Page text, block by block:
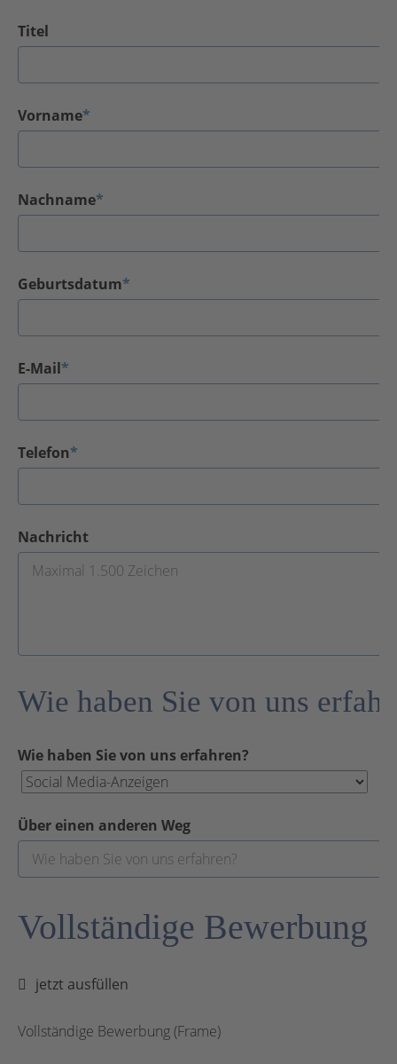
Titel
Vorname*
Nachname*
Geburtsdatum*
E-Mail*
Telefon*
Nachricht
Wie haben Sie von uns
Wie haben Sie von uns erfahren?
Über einen anderen Weg
Vollständige Bewerbung
jetzt ausfüllen
Vollständige Bewerbung (Frame)